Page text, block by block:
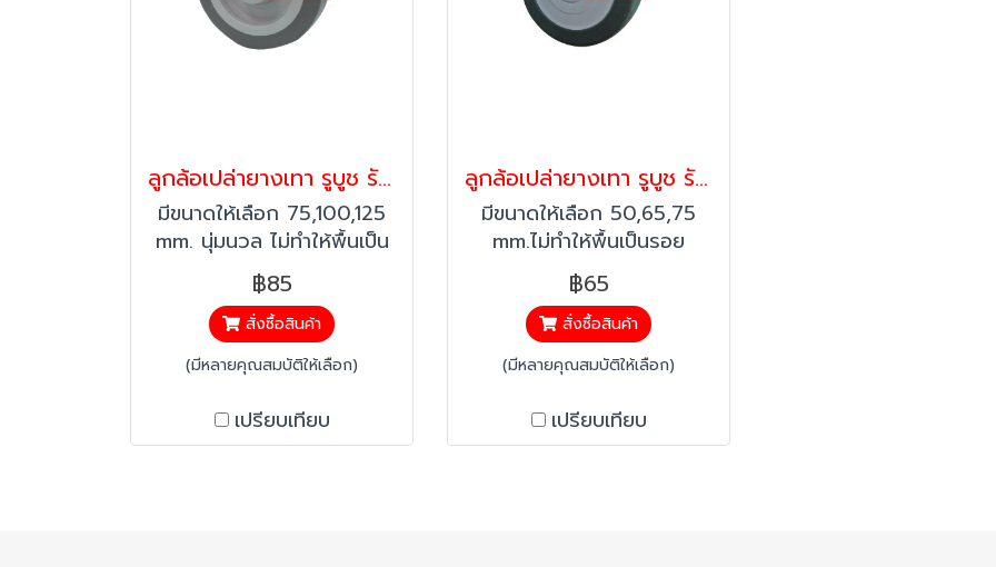
ลูกล้อเปล่ายางเทา รูบูช รับน้ำหนัก 55-150 กก.รุ่น Mover ยี่ห้อ Pareo 37069,37076,40298
มีขนาดให้เลือก 75,100,125
mm. นุ่มนวล ไม่ทำให้พื้นเป็น
รอย
฿85
สั่งซื้อสินค้า
(มีหลายคุณสมบัติให้เลือก)
เปรียบเทียบ
ลูกล้อเปล่ายางเทา รูบูช รับน้ำหนัก 30-60 กก.รุ่น Compact ยี่ห้อ Pareo
มีขนาดให้เลือก 50,65,75
mm.ไม่ทำให้พื้นเป็นรอย
฿65
สั่งซื้อสินค้า
(มีหลายคุณสมบัติให้เลือก)
เปรียบเทียบ